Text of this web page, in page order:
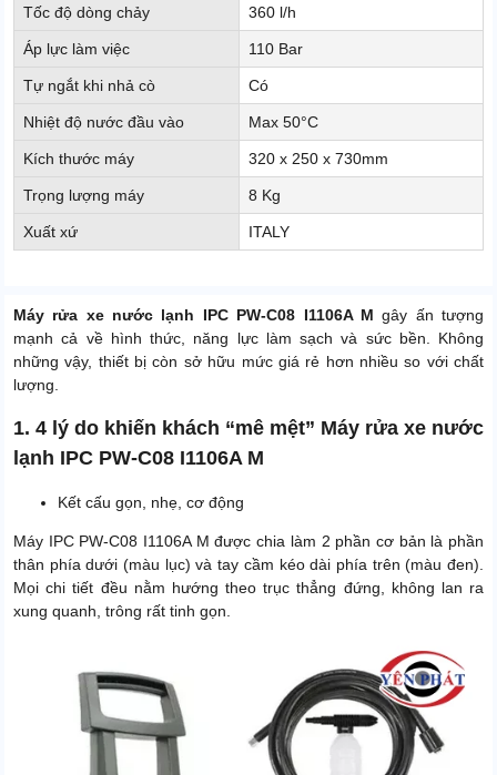
Tốc độ dòng chảy 360 l/h
Áp lực làm việc 110 Bar
Tự ngắt khi nhả cò Có
Nhiệt độ nước đầu vào Max 50°C
Kích thước máy 320 x 250 x 730mm
Trọng lượng máy 8 Kg
Xuất xứ ITALY
Máy rửa xe nước lạnh IPC PW-C08 I1106A Mgây ấn tượng
mạnh cả về hình thức, năng lực làm sạch và sức bền. Không
những vậy, thiết bị còn sở hữu mức giá rẻ hơn nhiều so với chất
lượng.
1. 4 lý do khiến khách “mê mệt” Máy rửa xe nước
lạnh IPC PW-C08 I1106A M
Kết cấu gọn, nhẹ, cơ động
Máy IPC PW-C08 I1106A M được chia làm 2 phần cơ bản là phần
thân phía dưới (màu lục) và tay cầm kéo dài phía trên (màu đen).
Mọi chi tiết đều nằm hướng theo trục thẳng đứng, không lan ra
xung quanh, trông rất tinh gọn.